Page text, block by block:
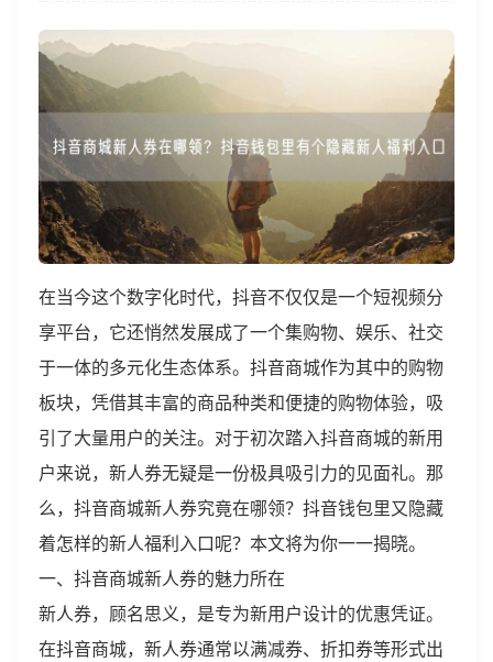
在当今这个数字化时代，抖音不仅仅是一个短视频分
享平台，它还悄然发展成了一个集购物、娱乐、社交
于一体的多元化生态体系。抖音商城作为其中的购物
板块，凭借其丰富的商品种类和便捷的购物体验，吸
引了大量用户的关注。对于初次踏入抖音商城的新用
户来说，新人券无疑是一份极具吸引力的见面礼。那
么，抖音商城新人券究竟在哪领？抖音钱包里又隐藏
着怎样的新人福利入口呢？本文将为你一一揭晓。
一、抖音商城新人券的魅力所在
新人券，顾名思义，是专为新用户设计的优惠凭证。
在抖音商城，新人券通常以满减券、折扣券等形式出